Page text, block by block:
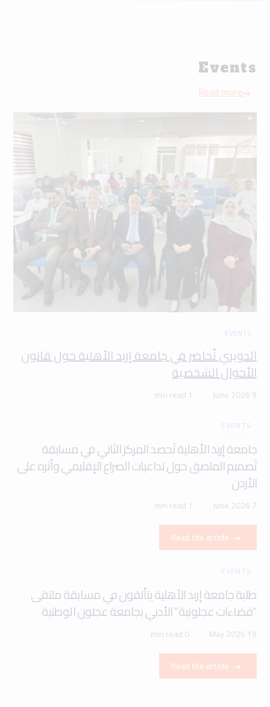
Events
Read more
EVENTS
الدويري تُحاضر في جامعة إربد الأهلية حول قانون
الأحوال الشخصية
9 June 2026
1 min read
EVENTS
جامعة إربد الأهلية تَحصد المركز الثاني في مسابقة
تَصميم الملصق حول تداعيات الصراع الإقليمي وأثره على
الأردن
7 June 2026
1 min read
Read the article
EVENTS
طلبة جامعة إربد الأهلية يتألقون في مسابقة ملتقى
“فضاءات عجلونية” الأدبي بجامعة عجلون الوطنية
19 May 2026
0 min read
Read the article